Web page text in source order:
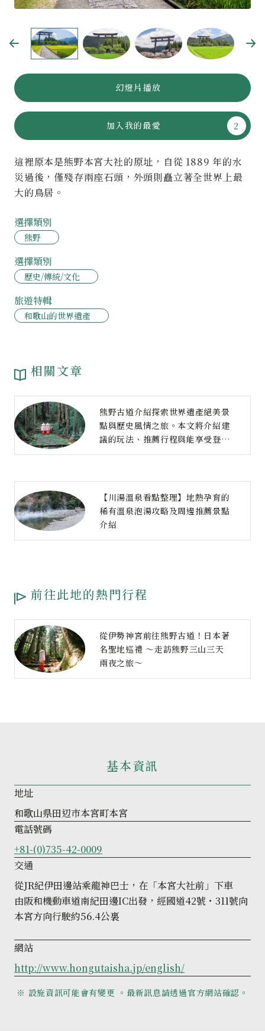
這裡原本是熊野本宮大社的原址，自從 1889 年的水
災過後，僅殘存兩座石頭，外頭則矗立著全世界上最
大的鳥居。
幻燈片播放
加入我的最愛
選擇類別
熊野
選擇類別
歷史/傳統/文化
旅遊特輯
和歌山的世界遺產
相關文章
熊野古道介紹探索世界遺產絕美景
點與歷史風情之旅。本文將介紹建
議的玩法、推薦行程與能享受登山
樂趣的方案。
【川湯溫泉看點整理】地熱孕育的
稀有溫泉泡湯攻略及周邊推薦景點
介紹
前往此地的熱門行程
從伊勢神宮前往熊野古道！日本著
名聖地巡禮 ～走訪熊野三山三天
兩夜之旅～
基本資訊
地址
和歌山県田辺市本宮町本宮
電話號碼
+81-(0)735-42-0009
交通
從JR紀伊田邊站乘龍神巴士，在「本宮大社前」下車
由阪和機動車道南紀田邊IC出發，經國道42號・311號向
本宮方向行駛約56.4公裏
網站
http://www.hongutaisha.jp/english/
※ 設施資訊可能會有變更 。最新訊息請透過官方網站確認。